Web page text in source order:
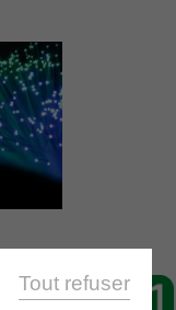
Tout refuser
DE